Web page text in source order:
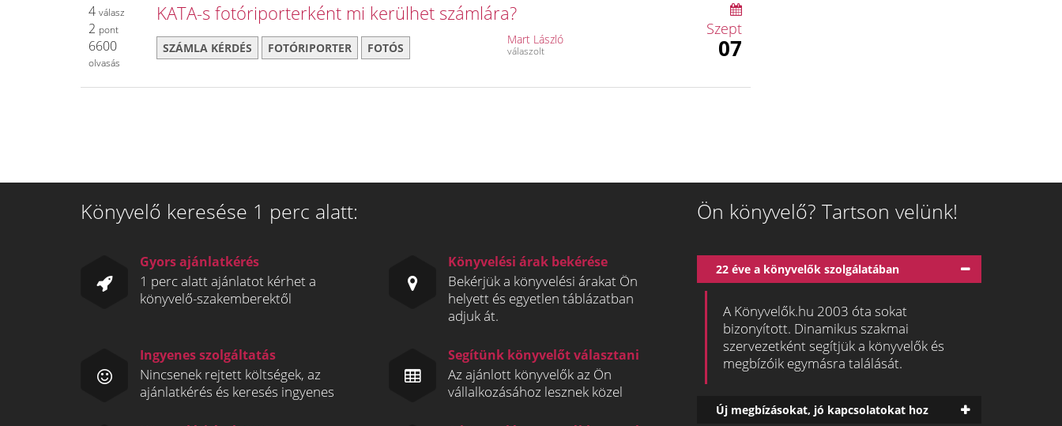
4 válasz
2 pont
6600
olvasás
KATA-s fotóriporterként mi kerülhet számlára?
SZÁMLA KÉRDÉS FOTÓRIPORTER FOTÓS
Mart László
válaszolt
Szept
07
Könyvelő keresése 1 perc alatt:
Gyors ajánlatkérés
1 perc alatt ajánlatot kérhet a
könyvelő-szakemberektől
Könyvelési árak bekérése
Bekérjük a könyvelési árakat Ön
helyett és egyetlen táblázatban
adjuk át.
Ingyenes szolgáltatás
Nincsenek rejtett költségek, az
ajánlatkérés és keresés ingyenes
Segítünk könyvelőt választani
Az ajánlott könyvelők az Ön
vállalkozásához lesznek közel
Ön könyvelő? Tartson velünk!
22 éve a könyvelők szolgálatában
A Könyvelők.hu 2003 óta sokat
bizonyított. Dinamikus szakmai
szervezetként segítjük a könyvelők és
megbízóik egymásra találását.
Új megbízásokat, jó kapcsolatokat hoz